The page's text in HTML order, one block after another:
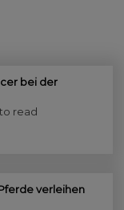
bei der
read
Pferde verleihen